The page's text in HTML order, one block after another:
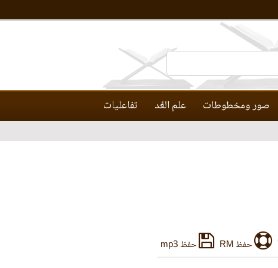
صور ومخطوطات علم العَّد تفاعليات
حفظ RM حفظ mp3